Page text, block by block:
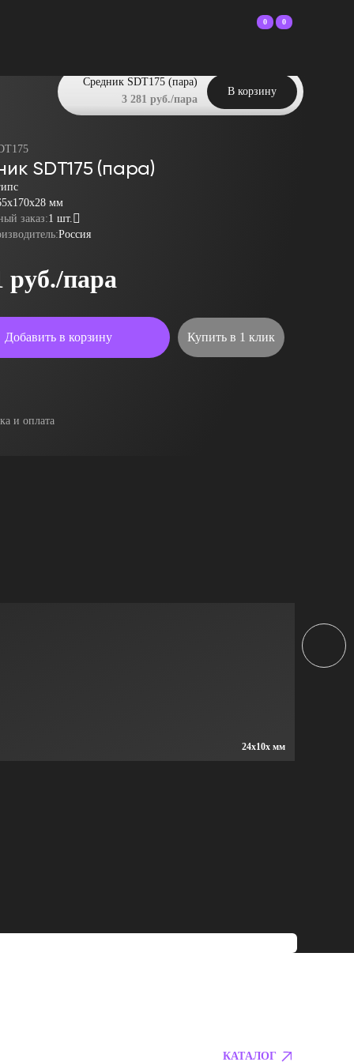
0 0
SDT175 (пара)
мм
заказ:1 шт.
Россия
руб./пара
Добавить в корзину Купить в 1 клик
Средник SDT175 (пара)
3 281 руб./пара
В корзину
и оплата
24x10x мм
КАТАЛОГ